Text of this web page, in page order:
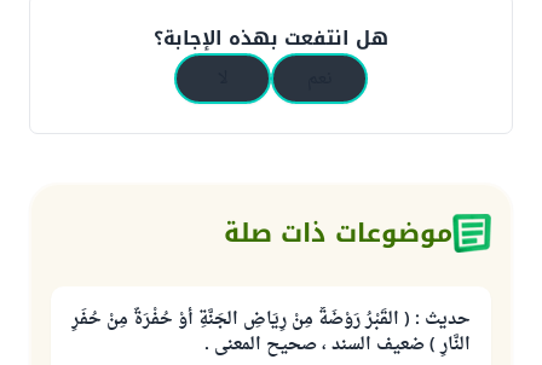
هل انتفعت بهذه الإجابة؟
موضوعات ذات صلة
حديث : ( القَبْرُ رَوْضَةٌ مِنْ رِيَاضِ الجَنَّةِ أَوْ حُفْرَةٌ مِنْ حُفَرِ
النَّارِ ) ضعيف السند ، صحيح المعنى .